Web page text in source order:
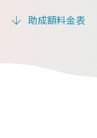
助成額料金表